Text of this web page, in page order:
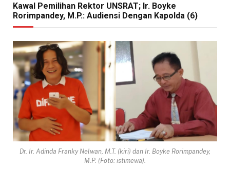
Kawal Pemilihan Rektor UNSRAT; Ir. Boyke
Rorimpandey, M.P.: Audiensi Dengan Kapolda (6)
Dr. Ir. Adinda Franky Nelwan, M.T. (kiri) dan Ir. Boyke Rorimpandey,
M.P. (Foto: istimewa).